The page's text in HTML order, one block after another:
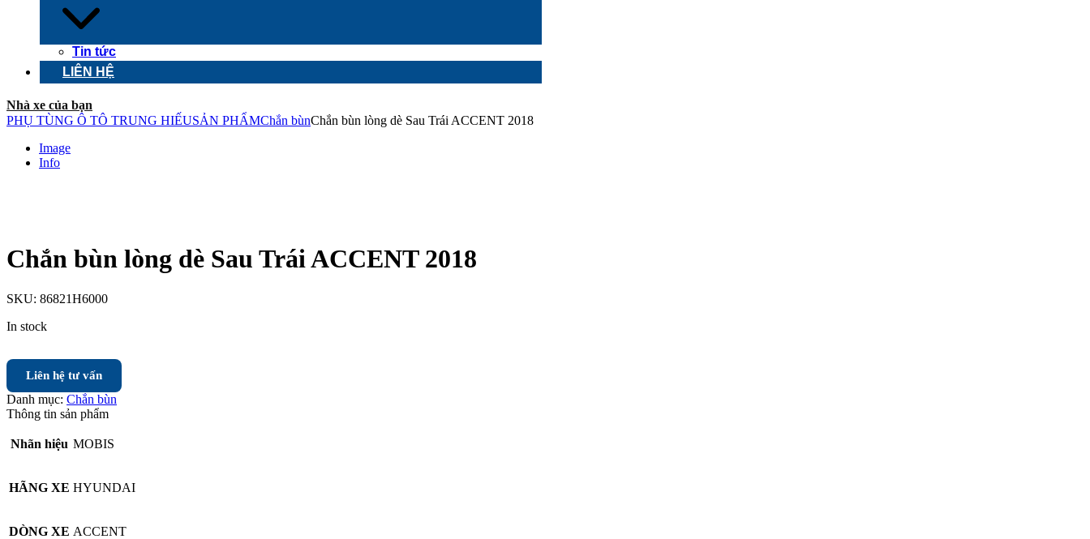
Tin tức
LIÊN HỆ
Nhà xe của bạn
PHỤ TÙNG Ô TÔ TRUNG HIẾUSẢN PHẨMChắn bùnChắn bùn lòng dè Sau Trái ACCENT 2018
Image
Info
Chắn bùn lòng dè Sau Trái ACCENT 2018
SKU: 86821H6000
In stock
Liên hệ tư vấn
Danh mục: Chắn bùn
Thông tin sản phẩm
Nhãn hiệu MOBIS
HÃNG XE HYUNDAI
DÒNG XE ACCENT